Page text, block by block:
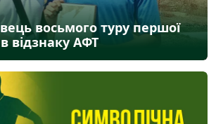
восьмого туру першої
відзнаку АФТ